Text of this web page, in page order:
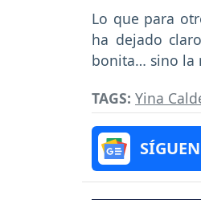
Lo que para
ha dejado
bonita… sino la
TAGS: Yina